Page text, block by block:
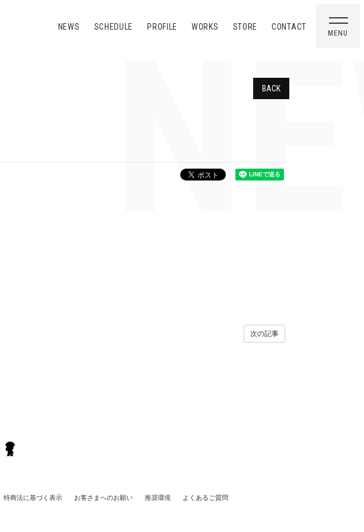
NEWS SCHEDULE PROFILE WORKS STORE CONTACT
MENU
BACK
次の記事
特商法に基づく表示 お客さまへのお願い 推奨環境 よくあるご質問